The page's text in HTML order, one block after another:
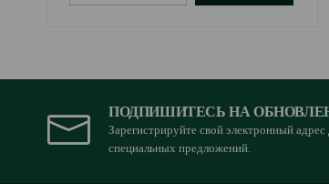
ПОДПИШИТЕСЬ НА
Зарегистрируйте свой электронный
специальных предложений.